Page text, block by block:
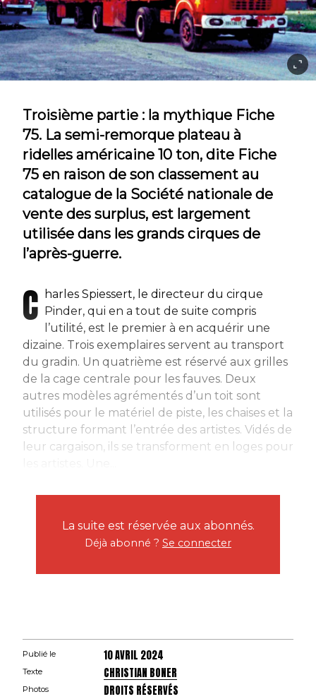
Troisième partie : la mythique Fiche
75. La semi-remorque plateau à
ridelles américaine 10 ton, dite Fiche
75 en raison de son classement au
catalogue de la Société nationale de
vente des surplus, est largement
utilisée dans les grands cirques de
l’après-guerre.
C
harles Spiessert, le directeur du cirque
Pinder, qui en a tout de suite compris
l’utilité, est le premier à en acquérir une
dizaine. Trois exemplaires servent au transport
du gradin. Un quatrième est réservé aux grilles
de la cage centrale pour les fauves. Deux
autres modèles agrémentés d’un toit sont
utilisés pour le matériel de piste, les chaises et la
structure formant l’entrée des artistes. Vidés de
leur cargaison, ils se transforment en loges pour
La suite est réservée aux abonnés.
Déjà abonné ? Se connecter
Publié le 10 AVRIL 2024
Texte CHRISTIAN BONER
Photos DROITS RÉSERVÉS